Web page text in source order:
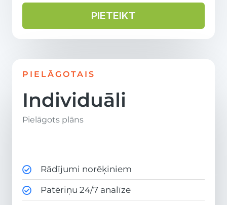
PIETEIKT
PIELĀGOTAIS
Individuāli
Pielāgots plāns
Rādījumi norēķiniem
Patēriņu 24/7 analīze